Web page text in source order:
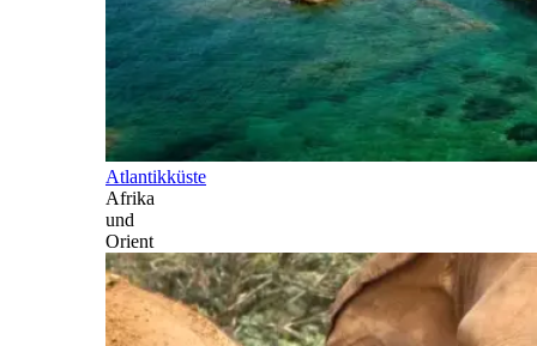
Atlantikküste
Afrika
und
Orient